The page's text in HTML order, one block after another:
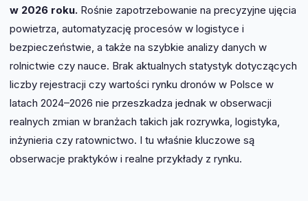
w 2026 roku. Rośnie zapotrzebowanie na precyzyjne ujęcia
powietrza, automatyzację procesów w logistyce i
bezpieczeństwie, a także na szybkie analizy danych w
rolnictwie czy nauce. Brak aktualnych statystyk dotyczących
liczby rejestracji czy wartości rynku dronów w Polsce w
latach 2024–2026 nie przeszkadza jednak w obserwacji
realnych zmian w branżach takich jak rozrywka, logistyka,
inżynieria czy ratownictwo. I tu właśnie kluczowe są
obserwacje praktyków i realne przykłady z rynku.